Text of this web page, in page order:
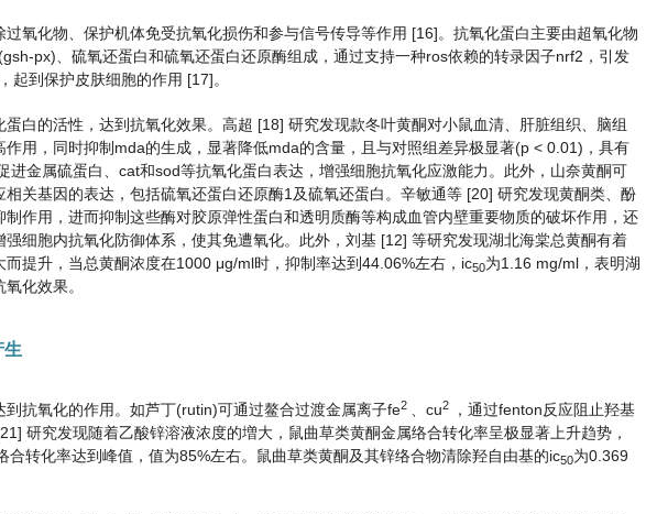
氧化物、保护机体免受抗氧化损伤和参与信号传导等作用 [16]。抗氧化蛋白主要由超氧化物
px)、硫氧还蛋白和硫氧还蛋白还原酶组成，通过支持一种ros依赖的转录因子nrf2，引发
起到保护皮肤细胞的作用 [17]。
白的活性，达到抗氧化效果。高超 [18] 研究发现款冬叶黄酮对小鼠血清、肝脏组织、脑组
用，同时抑制mda的生成，显著降低mda的含量，且与对照组差异极显著(p < 0.01)，具有
金属硫蛋白、cat和sod等抗氧化蛋白表达，增强细胞抗氧化应激能力。此外，山奈黄酮可
关基因的表达，包括硫氧还蛋白还原酶1及硫氧还蛋白。辛敏通等 [20] 研究发现黄酮类、酚
作用，进而抑制这些酶对胶原弹性蛋白和透明质酶等构成血管内壁重要物质的破坏作用，还
细胞内抗氧化防御体系，使其免遭氧化。此外，刘基 [12] 等研究发现湖北海棠总黄酮有着
提升，当总黄酮浓度在1000 μg/ml时，抑制率达到44.06%左右，ic50为1.16 mg/ml，表明湖
化效果。
生
抗氧化的作用。如芦丁(rutin)可通过鳌合过渡金属离子fe2 、cu2
，通过fenton反应阻止羟基
研究发现随着乙酸锌溶液浓度的増大，鼠曲草类黄酮金属络合转化率呈极显著上升趋势，
转化率达到峰值，值为85%左右。鼠曲草类黄酮及其锌络合物清除羟自由基的ic50为0.369